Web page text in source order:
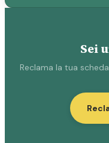
Sei
Reclama la tua